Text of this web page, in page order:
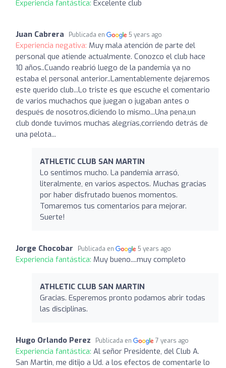
Experiencia fantástica: Excelente club
Juan Cabrera Publicada en 5 years ago
Experiencia negativa: Muy mala atención de parte del
personal que atiende actualmente. Conozco el club hace
10 años..Cuando reabrió luego de la pandemia ya no
estaba el personal anterior..Lamentablemente dejaremos
este querido club...Lo triste es que escuche el comentario
de varios muchachos que juegan o jugaban antes o
después de nosotros,diciendo lo mismo...Una pena,un
club donde tuvimos muchas alegrías,corriendo detrás de
una pelota...
ATHLETIC CLUB SAN MARTIN
Lo sentimos mucho. La pandemia arrasó,
literalmente, en varios aspectos. Muchas gracias
por haber disfrutado buenos momentos.
Tomaremos tus comentarios para mejorar.
Suerte!
Jorge Chocobar Publicada en 5 years ago
Experiencia fantástica: Muy bueno....muy completo
ATHLETIC CLUB SAN MARTIN
Gracias. Esperemos pronto podamos abrir todas
las disciplinas.
Hugo Orlando Perez Publicada en 7 years ago
Experiencia fantástica: Al señor Presidente, del Club A.
San Martin, me ditijo a Ud. a los efectos de comentarle lo